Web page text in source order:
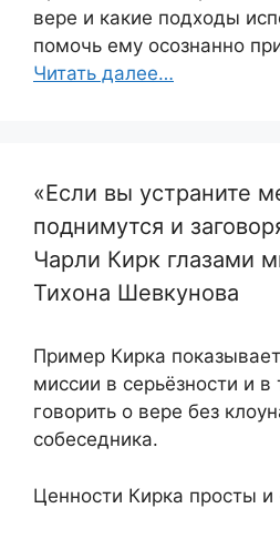
вере и какие подходы
помочь ему осознанно
Читать далее…
«Если вы устраните
поднимутся и
Чарли Кирк глазами
Тихона Шевкунова
Пример Кирка
миссии в серьёзности и
говорить о вере без
собеседника.
Ценности Кирка просты и